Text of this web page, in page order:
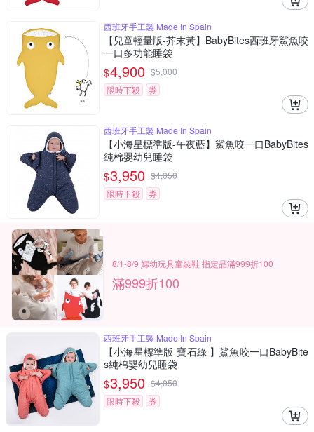
西班牙手工製 Made In Spain
【兒童輕量版-芥末黃】BabyBites西班牙鯊魚咬
一口多功能睡袋
$4,900 $5,000
限時下殺
券
西班牙手工製 Made In Spain
【小海星標準版-午夜藍】鯊魚咬一口BabyBites
純棉嬰幼兒睡袋
$3,950 $4,050
限時下殺
券
8/1-8/9 婦幼玩具童裝鞋 指定品滿999折100
滿999折100
西班牙手工製 Made In Spain
【小海星標準版-寶石綠 】鯊魚咬一口BabyBite
s純棉嬰幼兒睡袋
$3,950 $4,050
限時下殺
券